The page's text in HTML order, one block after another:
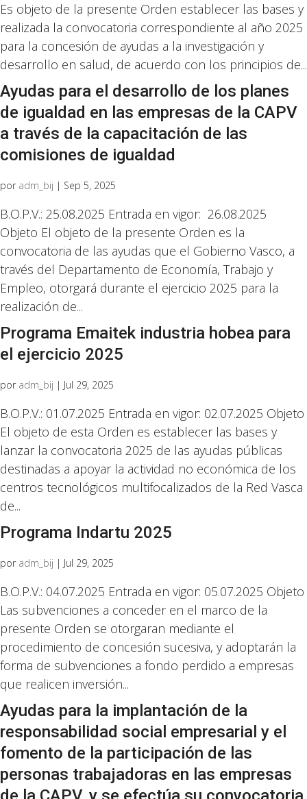
Es objeto de la presente Orden establecer las bases y
realizada la convocatoria correspondiente al año 2025
para la concesión de ayudas a la investigación y
desarrollo en salud, de acuerdo con los principios de...
Ayudas para el desarrollo de los planes
de igualdad en las empresas de la CAPV
a través de la capacitación de las
comisiones de igualdad
por adm_bij | Sep 5, 2025
B.O.P.V.: 25.08.2025 Entrada en vigor: 26.08.2025
Objeto El objeto de la presente Orden es la
convocatoria de las ayudas que el Gobierno Vasco, a
través del Departamento de Economía, Trabajo y
Empleo, otorgará durante el ejercicio 2025 para la
realización de...
Programa Emaitek industria hobea para
el ejercicio 2025
por adm_bij | Jul 29, 2025
B.O.P.V.: 01.07.2025 Entrada en vigor: 02.07.2025 Objeto
El objeto de esta Orden es establecer las bases y
lanzar la convocatoria 2025 de las ayudas públicas
destinadas a apoyar la actividad no económica de los
centros tecnológicos multifocalizados de la Red Vasca
de...
Programa Indartu 2025
por adm_bij | Jul 29, 2025
B.O.P.V.: 04.07.2025 Entrada en vigor: 05.07.2025 Objeto
Las subvenciones a conceder en el marco de la
presente Orden se otorgaran mediante el
procedimiento de concesión sucesiva, y adoptarán la
forma de subvenciones a fondo perdido a empresas
que realicen inversión...
Ayudas para la implantación de la
responsabilidad social empresarial y el
fomento de la participación de las
personas trabajadoras en las empresas